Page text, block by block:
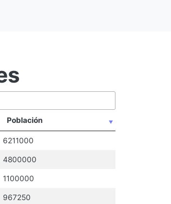
Población
6211000
4800000
1100000
967250